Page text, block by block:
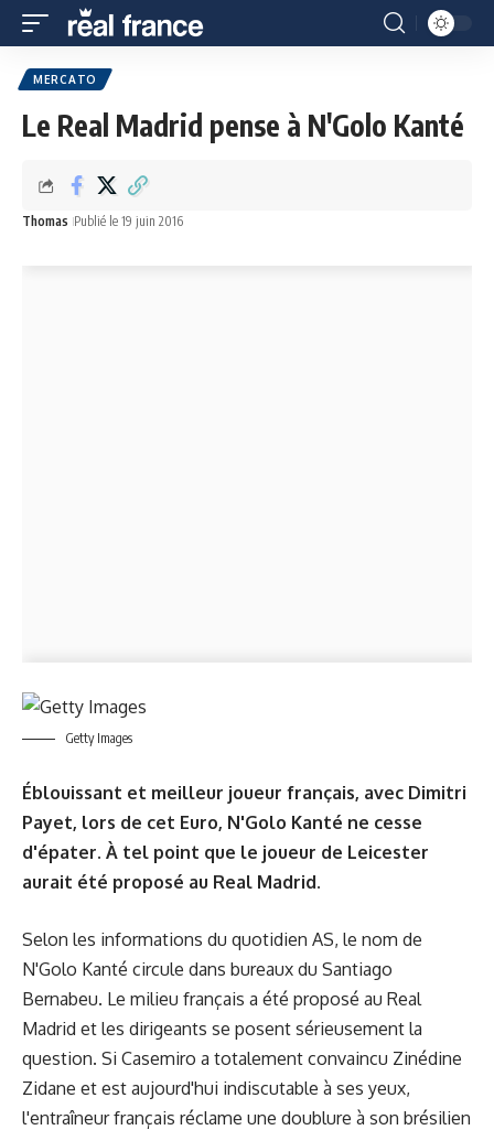
MERCATO
Le Real Madrid pense à N'Golo Kanté
Thomas Publié le 19 juin 2016
Getty Images
Éblouissant et meilleur joueur français, avec Dimitri
Payet, lors de cet Euro, N'Golo Kanté ne cesse
d'épater. À tel point que le joueur de Leicester
aurait été proposé au Real Madrid.
Selon les informations du quotidien AS, le nom de
N'Golo Kanté circule dans bureaux du Santiago
Bernabeu. Le milieu français a été proposé au Real
Madrid et les dirigeants se posent sérieusement la
question. Si Casemiro a totalement convaincu Zinédine
Zidane et est aujourd'hui indiscutable à ses yeux,
l'entraîneur français réclame une doublure à son brésilien